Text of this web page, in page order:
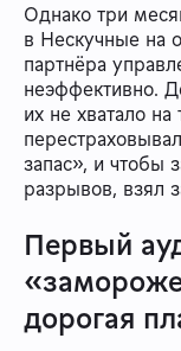
Однако три
в Нескучные на
партнёра
неэффективно.
их не хватало
запас», и чтобы
разрывов, взял
Первый
дорогая